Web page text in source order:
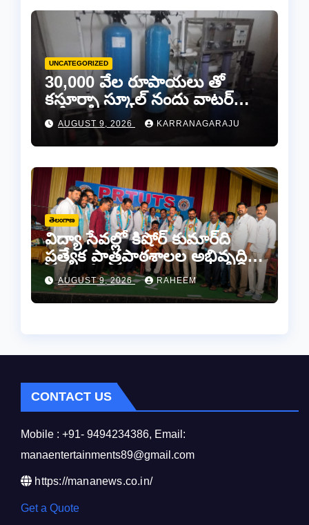
UNCATEGORIZED
30,000 వేల రూపాయలు తో
కస్తూర్బా స్కూల్ నందు వాటర్
ప్లాంట్ మరమ్మతులకి “చెక్”..
AUGUST 9, 2026 KARRANAGARAJU
తెలంగాణ
విద్యా సేవల్లో కిషోర్ కుమార్‌ది
ప్రత్యేక పాత్రపాఠశాలల అభివృద్ధికి
“మనకోసం మనం” సంస్థ అండ –
కామారెడ్డిలో ఘన సన్మానం..
AUGUST 9, 2026 RAHEEM
CONTACT US
Mobile : +91- 9494234386, Email:
manaentertainments89@gmail.com
https://mananews.co.in/
Get a Quote